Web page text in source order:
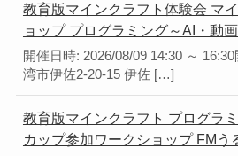
教育版マインクラフト体験会 マ
ョップ プログラミング～AI・動
開催日時: 2026/08/09 14:30 ～
湾市伊佐2-20-15 伊佐 […]
教育版マインクラフト プログラ
カップ参加ワークショップ FMう